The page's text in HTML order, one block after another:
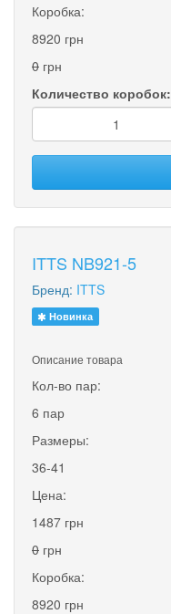
Коробка:
8920 грн
0 грн
Количество коробок:
ITTS NB921-5
Бренд: ITTS
Новинка
Описание товара
Кол-во пар:
6 пар
Размеры:
36-41
Цена:
1487 грн
0 грн
Коробка:
8920 грн